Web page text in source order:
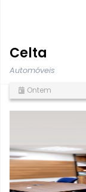
Celta
Automóveis
Ontem